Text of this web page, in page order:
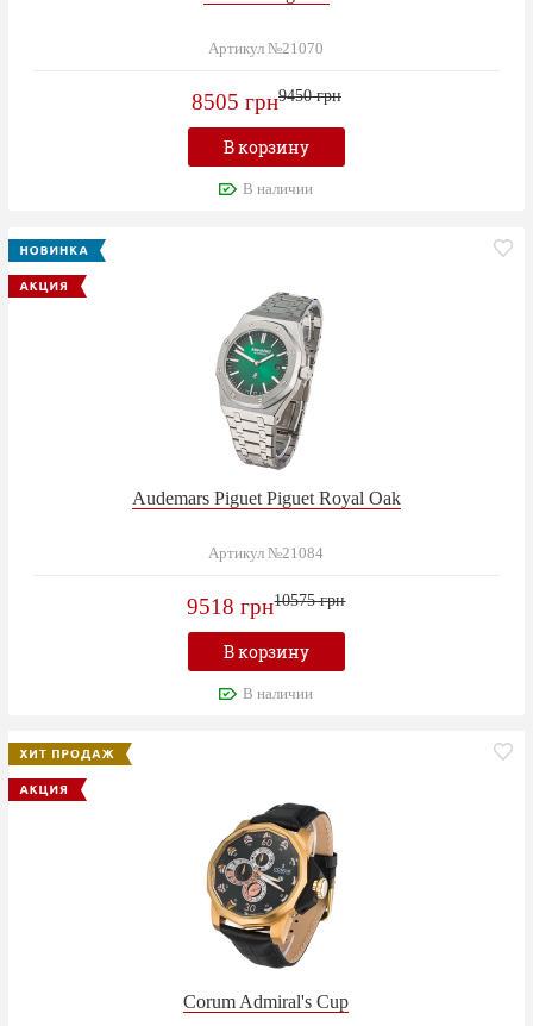
Артикул №21070
8505 грн9450 грн
В корзину
В наличии
Audemars Piguet Piguet Royal Oak
Артикул №21084
9518 грн10575 грн
В корзину
В наличии
Corum Admiral's Cup